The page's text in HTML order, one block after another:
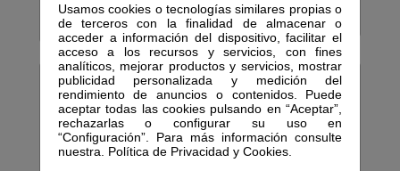
Usamos cookies o tecnologías similares propias o
de terceros con la finalidad de almacenar o
acceder a información del dispositivo, facilitar el
acceso a los recursos y servicios, con fines
analíticos, mejorar productos y servicios, mostrar
publicidad personalizada y medición del
rendimiento de anuncios o contenidos. Puede
aceptar todas las cookies pulsando en “Aceptar”,
rechazarlas o configurar su uso en
“Configuración”. Para más información consulte
nuestra. Política de Privacidad y Cookies.
RECEPTORES Y
PCMCIAS
REDES ACTIVAS